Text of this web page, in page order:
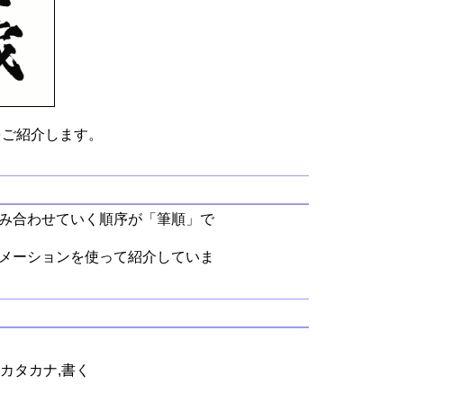
紹介します。
合わせていく順序が「筆順」で
ーションを使って紹介していま
タカナ,書く